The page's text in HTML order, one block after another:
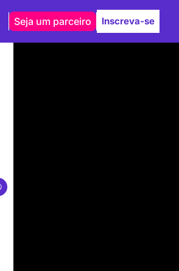
Seja um parceiro Inscreva-se